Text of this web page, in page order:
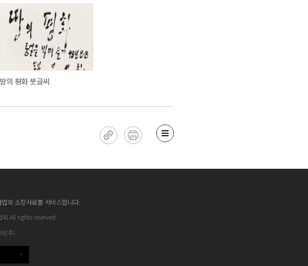
땅의 평화 붓글씨
회 소장사료를 서비스합니다.
All rights reserved.
(주)